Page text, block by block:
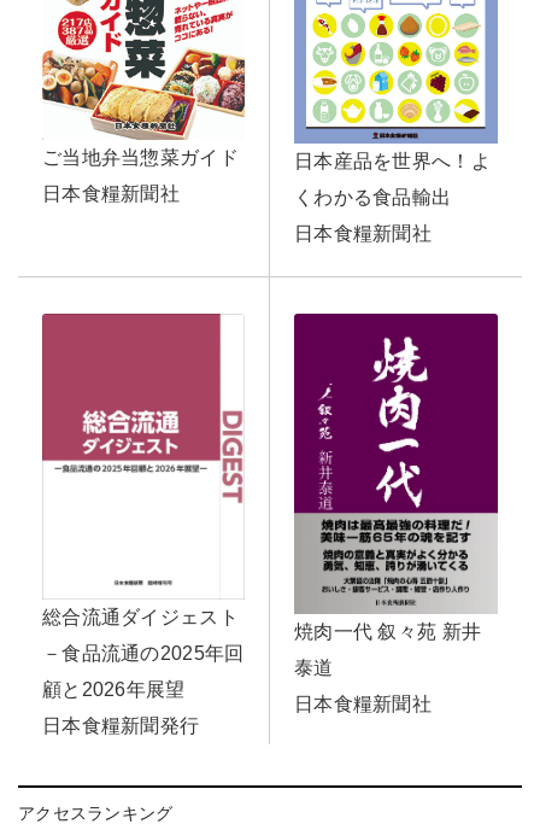
ご当地弁当惣菜ガイド
日本食糧新聞社
日本産品を世界へ！よ
くわかる食品輸出
日本食糧新聞社
総合流通ダイジェスト
－食品流通の2025年回
顧と2026年展望
日本食糧新聞発行
焼肉一代 叙々苑 新井
泰道
日本食糧新聞社
アクセスランキング